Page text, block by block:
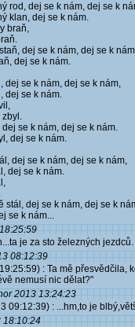
rod, dej se k nám, dej se k
klan, dej se k nám.
braň,
dej se k nám, dej se k
dej se k nám.
dej se k nám, dej se k nám,
dej se k nám.
zbyl.
se k nám, dej se k nám.
dej se k nám.
dej se k nám, dej se k nám,
dej se k nám.
stál, dej se k nám, dej se k
se k nám...
je za sto železných
08:12:39
: Ta mě přesvědčila,
nemusí nic dělat?"
2013 13:24:23
09:12:39) : ...hm,to je
18:10:24